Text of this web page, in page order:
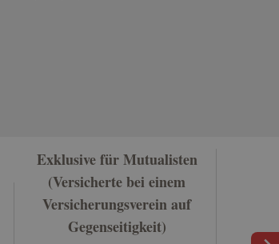
Exklusive für Mutualisten
(Versicherte bei einem
Versicherungsverein auf
Gegenseitigkeit)